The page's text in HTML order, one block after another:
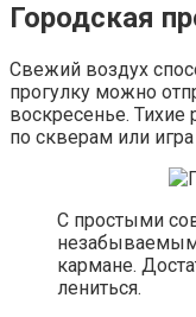
Городская
Свежий воздух
прогулку можно
воскресенье.
по скверам или
С простыми
кармане.
лениться.